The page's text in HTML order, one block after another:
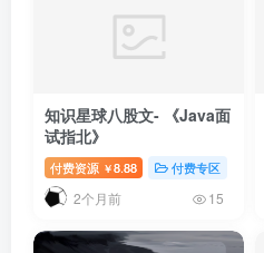
知识星球八股文- 《Java面
试指北》
付费资源 ￥8.88 付费专区
2个月前 15